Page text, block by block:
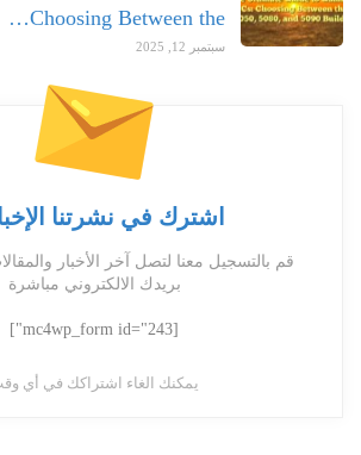
Choosing Between the…
سبتمبر 12, 2025
اشترك في نشرتنا
قم بالتسجيل معنا لتصل آخر الأخبار
بريدك الالكتروني مباشرة
[mc4wp_form id="243"]
يمكنك الغاء اشتراكك في أي